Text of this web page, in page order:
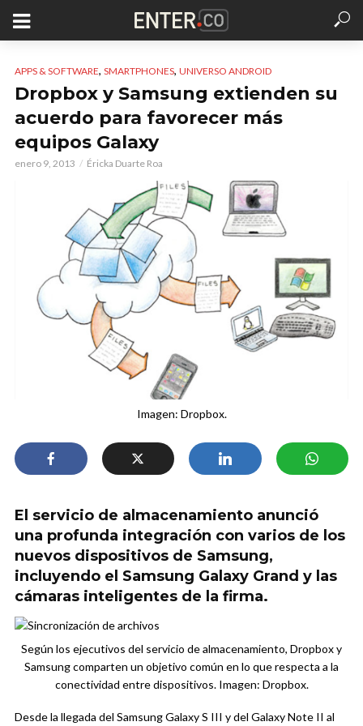
APPS & SOFTWARE, SMARTPHONES, UNIVERSO ANDROID
Dropbox y Samsung extienden su
acuerdo para favorecer más
equipos Galaxy
enero 9, 2013 Éricka Duarte Roa
Imagen: Dropbox.
El servicio de almacenamiento anunció
una profunda integración con varios de los
nuevos dispositivos de Samsung,
incluyendo el Samsung Galaxy Grand y las
cámaras inteligentes de la firma.
Según los ejecutivos del servicio de almacenamiento, Dropbox y
Samsung comparten un objetivo común en lo que respecta a la
conectividad entre dispositivos. Imagen: Dropbox.
Desde la llegada del Samsung Galaxy S III y del Galaxy Note II al